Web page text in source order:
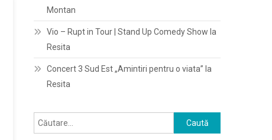
Montan
Vio – Rupt in Tour | Stand Up Comedy Show la
Resita
Concert 3 Sud Est „Amintiri pentru o viata” la
Resita
Caută
după: